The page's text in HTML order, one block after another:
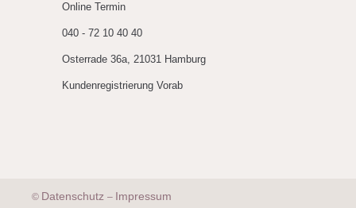
Online Termin
040 - 72 10 40 40
Osterrade 36a, 21031 Hamburg
Kundenregistrierung Vorab
© Datenschutz – Impressum